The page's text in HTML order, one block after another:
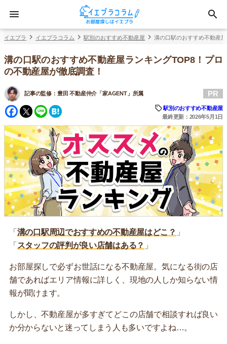
イエプラ イエプラコラム 駅別のおすすめ不動産屋 溝の口駅のおすすめ不動産
溝の口駅のおすすめ不動産屋ランキングTOP8！プロ
の不動産屋が徹底調査！
記事の監修： 豊田 不動産仲介「家AGENT」所属
Facebook
Twitter
Line
PR
駅別のおすすめ不動産屋
最終更新：2026年5月1日
「 溝の口駅周辺でおすすめの不動産屋はどこ？ 」
「 スタッフの評判が良い店舗はある？ 」
お部屋探しで必ずお世話になる不動産屋。気になる街の店
舗であればエリア情報に詳しく、現地の人しか知らない情
報が聞けます。
しかし、不動産屋が多すぎてどこの店舗で相談すれば良い
か分からないと迷ってしまう人も多いですよね…。